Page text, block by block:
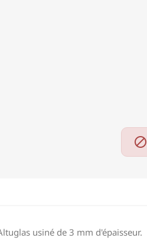

usiné de 3 mm d'épaisseur.